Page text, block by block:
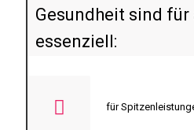
Gesundheit sind
essenziell:
für